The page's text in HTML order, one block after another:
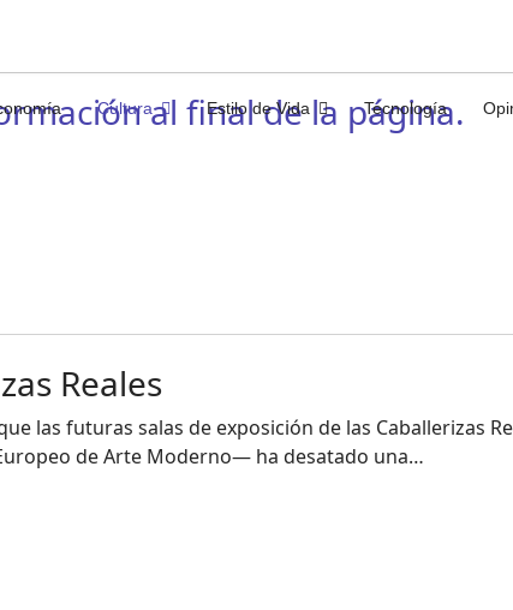
Cultura Estilo de Vida Tecnología
al final de la página.
Reales
las futuras salas de exposición de las Caballerizas
de Arte Moderno— ha desatado una…